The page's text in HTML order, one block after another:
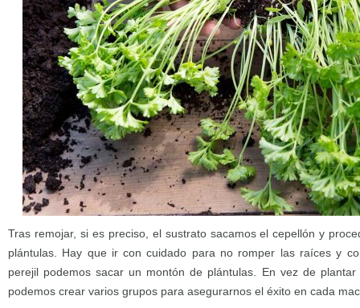
Tras remojar, si es preciso, el sustrato sacamos el cepellón y
plántulas. Hay que ir con cuidado para no romper las raíces y
perejil podemos sacar un montón de plántulas. En vez de plantar
podemos crear varios grupos para asegurarnos el éxito en cada